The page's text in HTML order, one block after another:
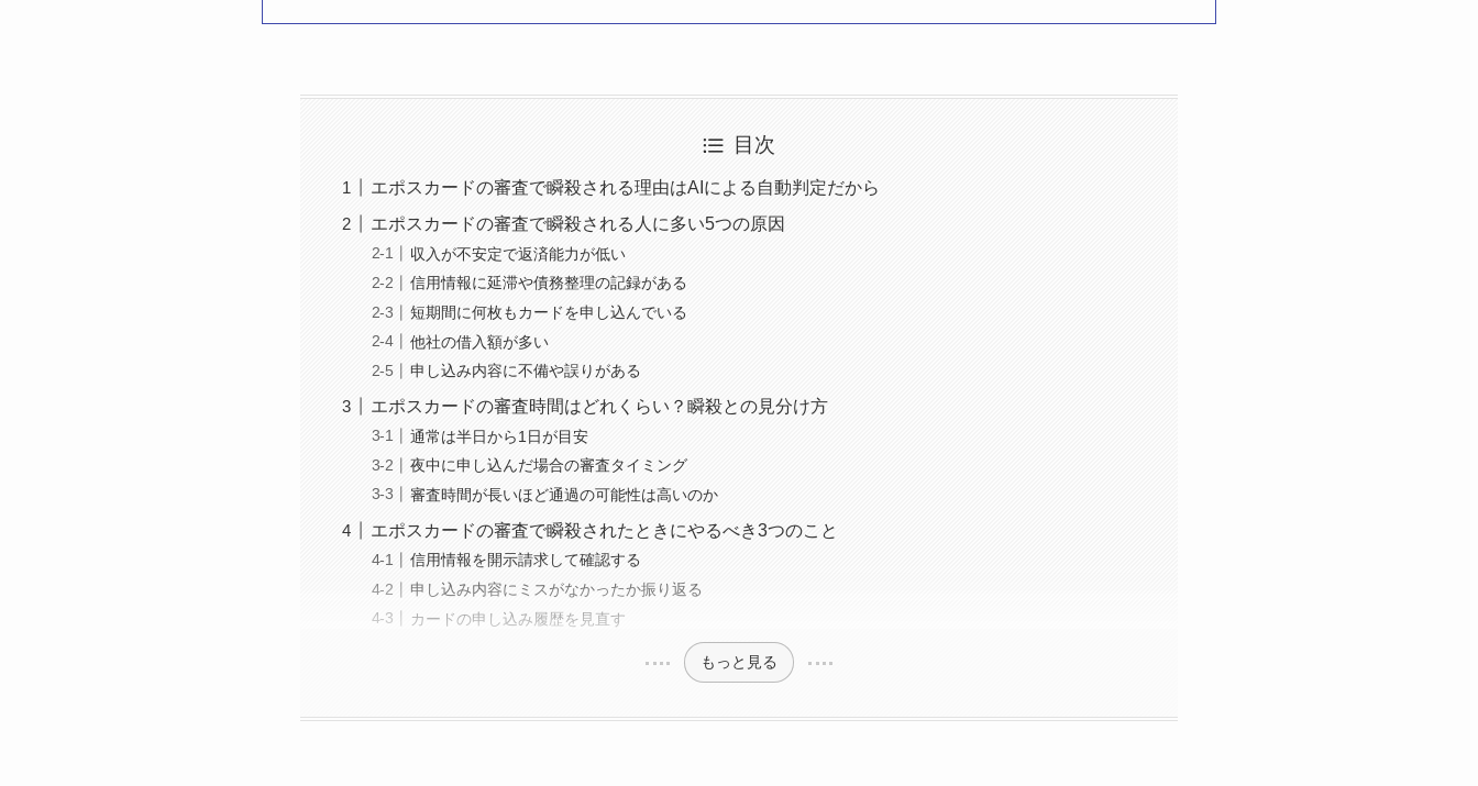
目次
エポスカードの審査で瞬殺される理由はAIによる自動判定だから
エポスカードの審査で瞬殺される人に多い5つの原因
収入が不安定で返済能力が低い
信用情報に延滞や債務整理の記録がある
短期間に何枚もカードを申し込んでいる
他社の借入額が多い
申し込み内容に不備や誤りがある
エポスカードの審査時間はどれくらい？瞬殺との見分け方
通常は半日から1日が目安
夜中に申し込んだ場合の審査タイミング
審査時間が長いほど通過の可能性は高いのか
エポスカードの審査で瞬殺されたときにやるべき3つのこと
信用情報を開示請求して確認する
申し込み内容にミスがなかったか振り返る
カードの申し込み履歴を見直す
もっと見る